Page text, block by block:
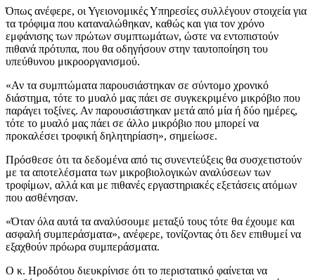
Όπως ανέφερε, οι Υγειονομικές Υπηρεσίες συλλέγουν στοιχεία για
τα τρόφιμα που καταναλώθηκαν, καθώς και για τον χρόνο
εμφάνισης των πρώτων συμπτωμάτων, ώστε να εντοπιστούν
πιθανά πρότυπα, που θα οδηγήσουν στην ταυτοποίηση του
υπεύθυνου μικροοργανισμού.
«Αν τα συμπτώματα παρουσιάστηκαν σε σύντομο χρονικό
διάστημα, τότε το μυαλό μας πάει σε συγκεκριμένο μικρόβιο που
παράγει τοξίνες. Αν παρουσιάστηκαν μετά από μία ή δύο ημέρες,
τότε το μυαλό μας πάει σε άλλο μικρόβιο που μπορεί να
προκαλέσει τροφική δηλητηρίαση», σημείωσε.
Πρόσθεσε ότι τα δεδομένα από τις συνεντεύξεις θα συσχετιστούν
με τα αποτελέσματα των μικροβιολογικών αναλύσεων των
τροφίμων, αλλά και με πιθανές εργαστηριακές εξετάσεις ατόμων
που ασθένησαν.
«Όταν όλα αυτά τα αναλύσουμε μεταξύ τους τότε θα έχουμε και
ασφαλή συμπεράσματα», ανέφερε, τονίζοντας ότι δεν επιθυμεί να
εξαχθούν πρόωρα συμπεράσματα.
Ο κ. Ηροδότου διευκρίνισε ότι το περιστατικό φαίνεται να